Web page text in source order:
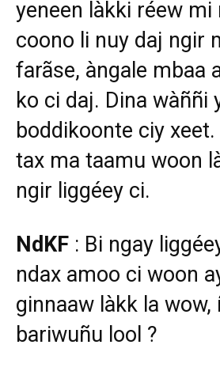
yeneen làkki réew mi
coono li nuy daj ngir
farãse, àngale mbaa
ko ci daj. Dina wàññi
boddikoonte ciy
tax ma taamu woon
ngir liggéey ci.
NdKF : Bi ngay
ndax amoo ci woon
ginnaaw làkk la wow,
bariwuñu lool ?